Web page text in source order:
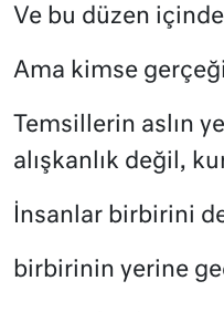
Ve bu düzen
Ama kimse
Temsillerin aslın
alışkanlık değil,
İnsanlar birbirini
birbirinin yerine